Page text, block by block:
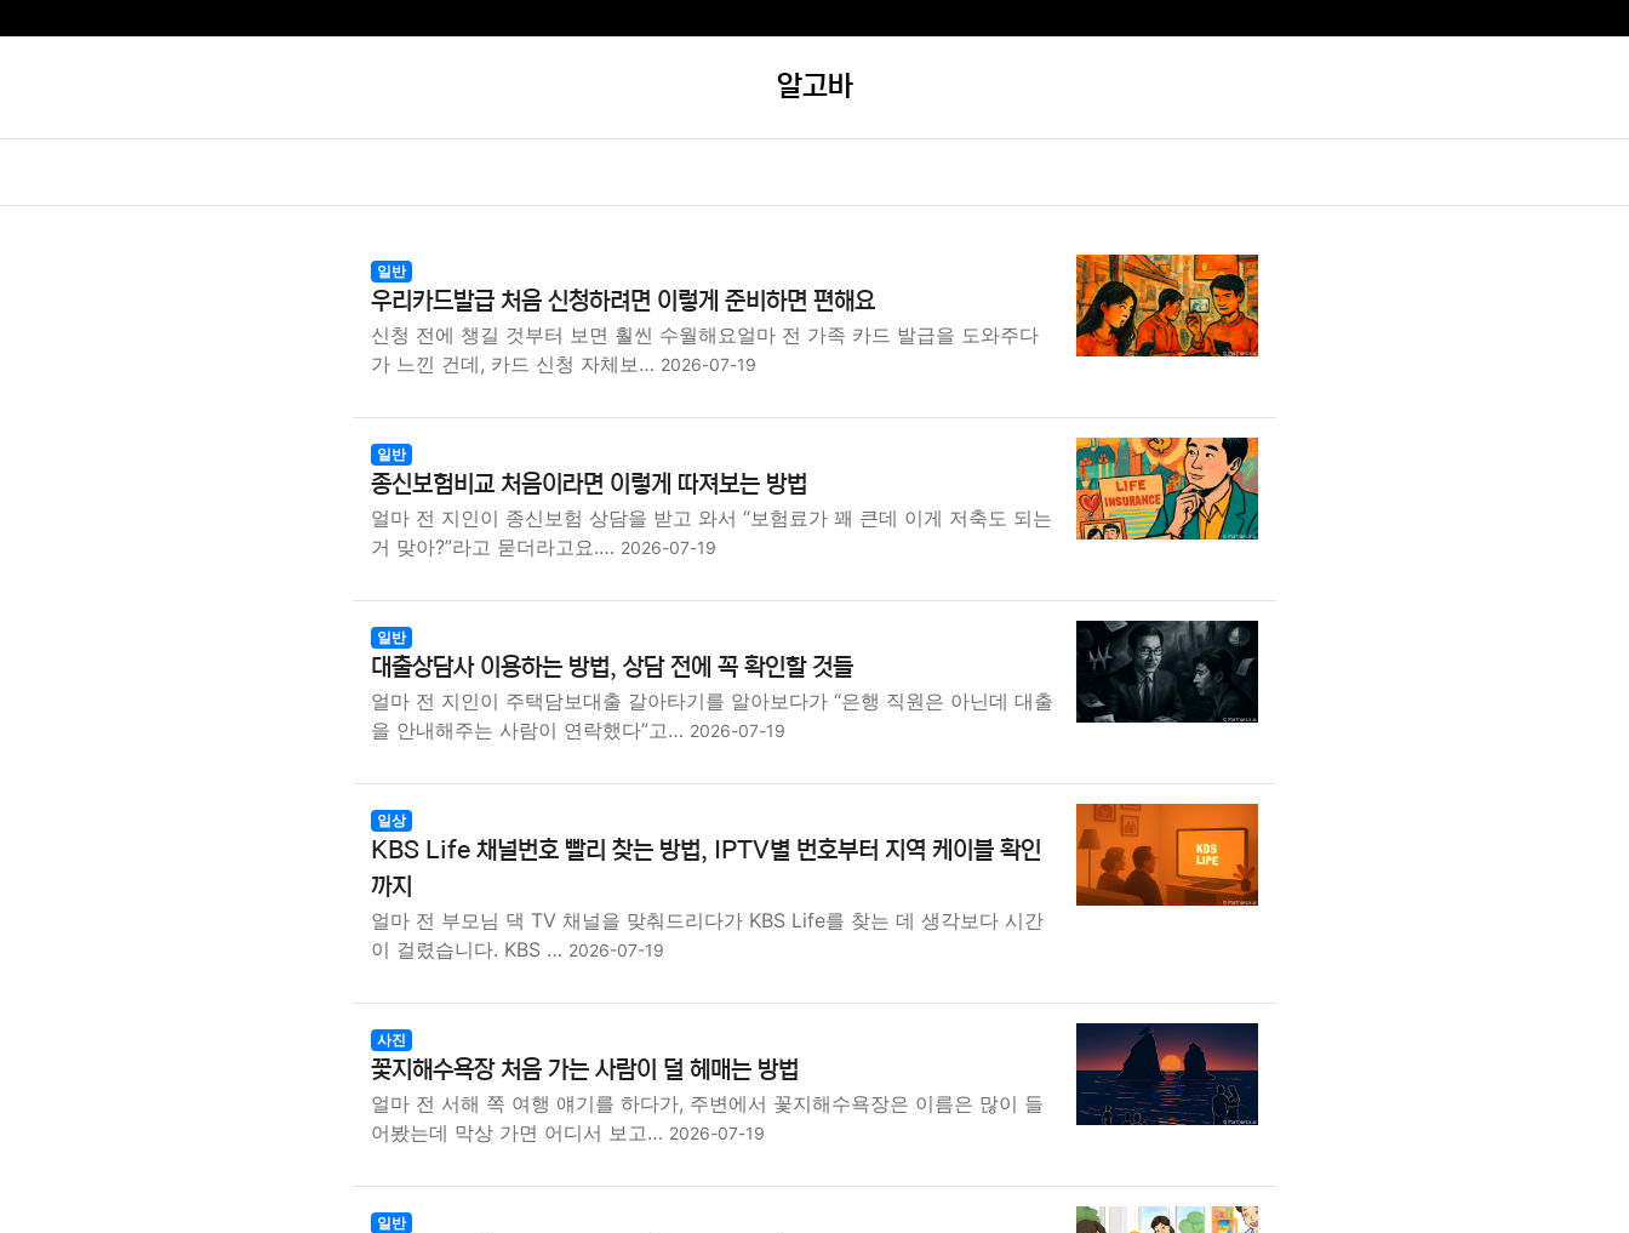
알고바
일반
우리카드발급 처음 신청하려면 이렇게 준비하면 편해요
신청 전에 챙길 것부터 보면 훨씬 수월해요얼마 전 가족 카드 발급을 도와주다
가 느낀 건데, 카드 신청 자체보… 2026-07-19
일반
종신보험비교 처음이라면 이렇게 따져보는 방법
얼마 전 지인이 종신보험 상담을 받고 와서 “보험료가 꽤 큰데 이게 저축도 되는
거 맞아?”라고 묻더라고요.… 2026-07-19
일반
대출상담사 이용하는 방법, 상담 전에 꼭 확인할 것들
얼마 전 지인이 주택담보대출 갈아타기를 알아보다가 “은행 직원은 아닌데 대출
을 안내해주는 사람이 연락했다”고… 2026-07-19
일상
KBS Life 채널번호 빨리 찾는 방법, IPTV별 번호부터 지역 케이블 확인
까지
얼마 전 부모님 댁 TV 채널을 맞춰드리다가 KBS Life를 찾는 데 생각보다 시간
이 걸렸습니다. KBS … 2026-07-19
사진
꽃지해수욕장 처음 가는 사람이 덜 헤매는 방법
얼마 전 서해 쪽 여행 얘기를 하다가, 주변에서 꽃지해수욕장은 이름은 많이 들
어봤는데 막상 가면 어디서 보고… 2026-07-19
일반